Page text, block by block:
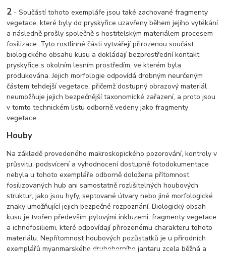
2 - Součástí tohoto exempláře jsou také zachované fragmenty
vegetace, které byly do pryskyřice uzavřeny během jejího vytékání
a následně prošly společně s hostitelským materiálem procesem
fosilizace. Tyto rostlinné části vytvářejí přirozenou součást
biologického obsahu kusu a dokládají bezprostřední kontakt
pryskyřice s okolním lesním prostředím, ve kterém byla
produkována. Jejich morfologie odpovídá drobným neurčeným
částem tehdejší vegetace, přičemž dostupný obrazový materiál
neumožňuje jejich bezpečnější taxonomické zařazení, a proto jsou
v tomto technickém listu odborně vedeny jako fragmenty
vegetace.
Houby
Na základě provedeného makroskopického pozorování, kontroly v
průsvitu, podsvícení a vyhodnocení dostupné fotodokumentace
nebyla u tohoto exempláře odborně doložena přítomnost
fosilizovaných hub ani samostatně rozlišitelných houbových
struktur, jako jsou hyfy, septované útvary nebo jiné morfologické
znaky umožňující jejich bezpečné rozpoznání. Biologický obsah
kusu je tvořen především pylovými inkluzemi, fragmenty vegetace
a ichnofosiliemi, které odpovídají přirozenému charakteru tohoto
materiálu. Nepřítomnost houbových pozůstatků je u přírodních
exemplářů myanmarského druhohorního jantaru zcela běžná a